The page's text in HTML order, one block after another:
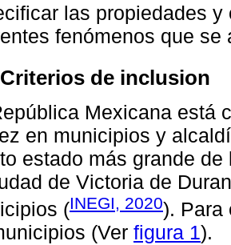
las propiedades
fenómenos que se
de inclusion
Mexicana está
en municipios y
estado más grande
de Victoria de
(INEGI, 2020). Para
(Ver figura 1).